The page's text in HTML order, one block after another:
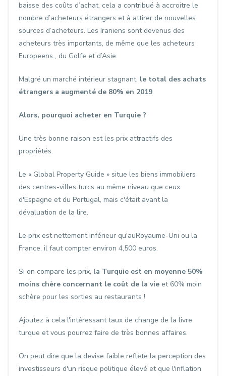
baisse des coûts d’achat, cela a contribué à accroitre le
nombre d’acheteurs étrangers et à attirer de nouvelles
sources d’acheteurs. Les Iraniens sont devenus des
acheteurs très importants, de même que les acheteurs
Europeens , du Golfe et d’Asie.
Malgré un marché intérieur stagnant, le total des achats
étrangers a augmenté de 80% en 2019.
Alors, pourquoi acheter en Turquie ?
Une très bonne raison est les prix attractifs des
propriétés.
Le « Global Property Guide » situe les biens immobiliers
des centres-villes turcs au même niveau que ceux
d'Espagne et du Portugal, mais c'était avant la
dévaluation de la lire.
Le prix est nettement inférieur qu'auRoyaume-Uni ou la
France, il faut compter environ 4,500 euros.
Si on compare les prix, la Turquie est en moyenne 50%
moins chère concernant le coût de la vie et 60% moin
schère pour les sorties au restaurants !
Ajoutez à cela l'intéressant taux de change de la livre
turque et vous pourrez faire de très bonnes affaires.
On peut dire que la devise faible reflète la perception des
investisseurs d'un risque politique élevé et que l'inflation